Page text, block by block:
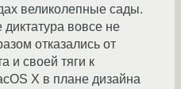
великолепные сады.
диктатура вовсе не
отказались от
и своей тяги к
X в плане дизайна